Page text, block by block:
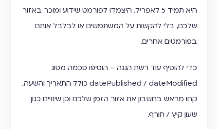
היא תמיד 5 לאפריל. היצמדו לפורמט שידוע ומוכר באזור
שלכם, בלי להקשות על המשתמשים או לבלבל אותם
בפורמטים אחרים.
כדי להוסיף עוד רשת הגנה – הוסיפו סכמה מסוג
datePublished / dateModified כולל התאריך והשעה.
קחו מראש בחשבון את אזור הזמן שלכם וכן שינויים כגון
שעון קיץ / חורף.